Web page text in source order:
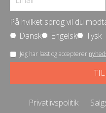
På hvilket sprog vil du
Dansk
Engelsk Tysk
Jeg har læst og accepterer
Privatlivspolitik